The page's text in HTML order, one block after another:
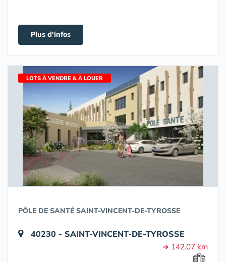
Plus d'infos
LOTS À VENDRE & À LOUER
PÔLE DE SANTÉ SAINT-VINCENT-DE-TYROSSE
40230 - SAINT-VINCENT-DE-TYROSSE
➔ 142.07 km